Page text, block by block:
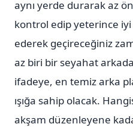
aynı yerde durarak az
kontrol edip yeterince iyi
ederek geçireceğiniz
az biri bir seyahat
ifadeye, en temiz arka
ışığa sahip olacak.
akşam düzenleyene